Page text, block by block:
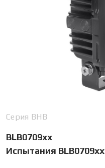
Серия BHB
BLB0709xx
Испытания BLB0709xx